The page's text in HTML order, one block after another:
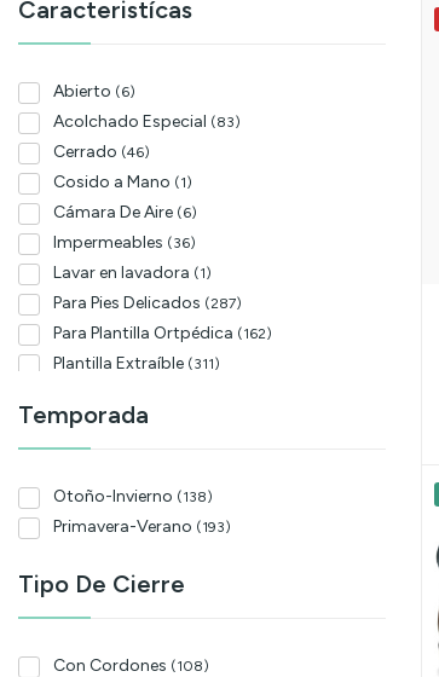
Marino (34)
Blanco (18)
Beig(14)
Gris(29)
Negre(1)
Amarillo(1)
Caqui
Libano(1)
Malva
Marrón (1)
Taupe
Caracteristícas
Abierto (6)
Acolchado Especial (83)
Cerrado (46)
Cosido a Mano (1)
Cámara De Aire (6)
Impermeables (36)
Lavar en lavadora (1)
Para Pies Delicados (287)
Para Plantilla Ortpédica (162)
Plantilla Extraíble (311)
Puntera Cerrada
Suela Vibram
Temporada
Otoño-Invierno (138)
Primavera-Verano (193)
Tipo De Cierre
Con Cordones (108)